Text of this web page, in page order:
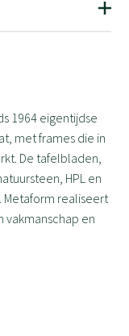
1964 eigentijdse
met frames die in
De tafelbladen,
HPL en
realiseert
vakmanschap en